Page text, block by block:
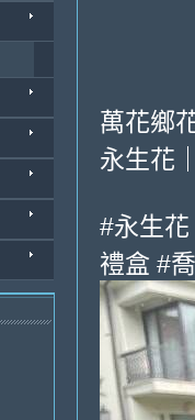
萬花鄉
永生花
#永生
禮盒 #